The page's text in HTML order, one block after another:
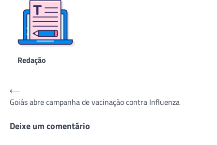
Redação
Navegação
de
Post
⟵
Goiás abre campanha de vacinação contra Influenza
Deixe um comentário